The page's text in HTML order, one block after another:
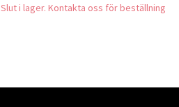
Slut i lager. Kontakta oss för beställning